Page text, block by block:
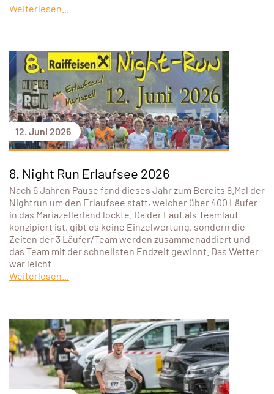
Weiterlesen...
12. Juni 2026
8. Night Run Erlaufsee 2026
Nach 6 Jahren Pause fand dieses Jahr zum Bereits 8.Mal der
Nightrun um den Erlaufsee statt, welcher über 400 Läufer
in das Mariazellerland lockte. Da der Lauf als Teamlauf
konzipiert ist, gibt es keine Einzelwertung, sondern die
Zeiten der 3 Läufer/Team werden zusammenaddiert und
das Team mit der schnellsten Endzeit gewinnt. Das Wetter
war leicht
Weiterlesen...